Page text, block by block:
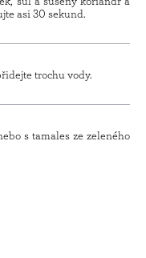
asi 30 sekund.
trochu vody.
s tamales ze zeleného